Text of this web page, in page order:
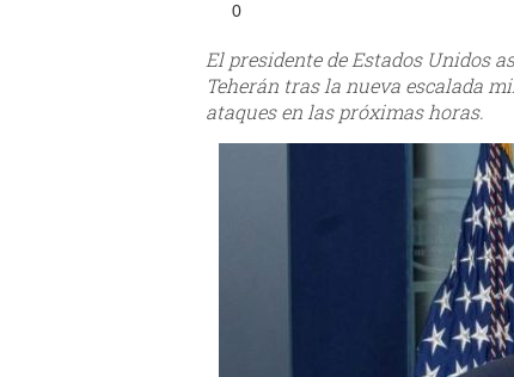
0
El presidente de Estados Unidos
Teherán tras la nueva escalada
ataques en las próximas horas.